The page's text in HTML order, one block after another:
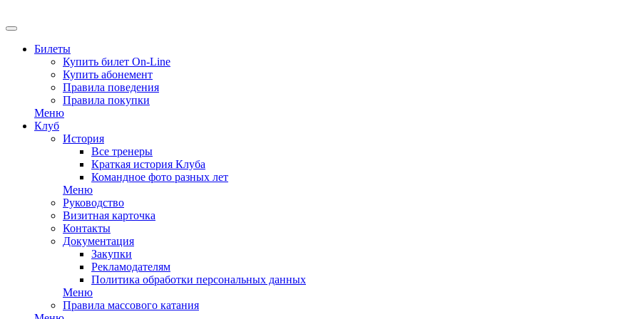
Билеты
Купить билет On-Line
Купить абонемент
Правила поведения
Правила покупки
Меню
Клуб
История
Все тренеры
Краткая история Клуба
Командное фото разных лет
Меню
Руководство
Визитная карточка
Контакты
Документация
Закупки
Рекламодателям
Политика обработки персональных данных
Меню
Правила массового катания